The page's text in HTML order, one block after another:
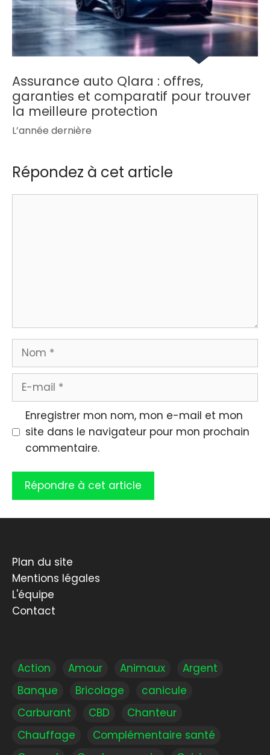
Assurance auto Qlara : offres,
garanties et comparatif pour trouver
la meilleure protection
L’année dernière
Répondez à cet article
Nom
Enregistrer mon nom, mon e-mail et mon
site dans le navigateur pour mon prochain
commentaire.
Plan du site
Mentions légales
L'équipe
Contact
Action Amour Animaux
Argent
Banque
Bricolage
canicule
Carburant
CBD
Chanteur
Chauffage
Complémentaire santé